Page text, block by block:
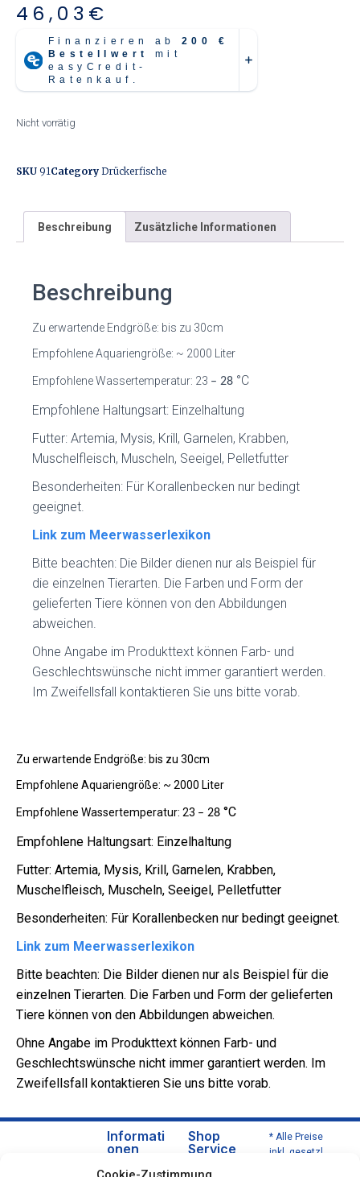
46,03 €
Nicht vorrätig
SKU 91Category Drückerfische
Beschreibung Zusätzliche Informationen
Beschreibung
Zu erwartende Endgröße: bis zu 30cm
Empfohlene Aquariengröße: ~ 2000 Liter
Empfohlene Wassertemperatur: 23 – 28 °C
Empfohlene Haltungsart: Einzelhaltung
Futter: Artemia, Mysis, Krill, Garnelen, Krabben,
Muschelfleisch, Muscheln, Seeigel, Pelletfutter
Besonderheiten: Für Korallenbecken nur bedingt
geeignet.
Link zum Meerwasserlexikon
Bitte beachten: Die Bilder dienen nur als Beispiel für
die einzelnen Tierarten. Die Farben und Form der
gelieferten Tiere können von den Abbildungen
abweichen.
Ohne Angabe im Produkttext können Farb- und
Geschlechtswünsche nicht immer garantiert werden.
Im Zweifellsfall kontaktieren Sie uns bitte vorab.
Zu erwartende Endgröße: bis zu 30cm
Empfohlene Aquariengröße: ~ 2000 Liter
Empfohlene Wassertemperatur: 23 – 28 °C
Empfohlene Haltungsart: Einzelhaltung
Futter: Artemia, Mysis, Krill, Garnelen, Krabben,
Muschelfleisch, Muscheln, Seeigel, Pelletfutter
Besonderheiten: Für Korallenbecken nur bedingt geeignet.
Link zum Meerwasserlexikon
Bitte beachten: Die Bilder dienen nur als Beispiel für die
einzelnen Tierarten. Die Farben und Form der gelieferten
Tiere können von den Abbildungen abweichen.
Ohne Angabe im Produkttext können Farb- und
Geschlechtswünsche nicht immer garantiert werden. Im
Zweifellsfall kontaktieren Sie uns bitte vorab.
Informati
onen
Shop
Service
* Alle Preise
inkl. gesetzl.